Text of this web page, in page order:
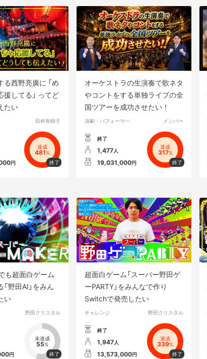
西野亮廣に 「め
援してる」 ってど
たい
田村有樹子
円
達成
481%
オーケストラの生演奏で歌ネタ
やコントをする単独ライブの全
国ツアーを成功させたい！
演劇・パフォーマンス メンバー
終了
1,477人
19,031,000円
達成
317%
も超面白ゲーム
野田AI」をみん
い
野田クリスタル
円
未達成
55%
超面白ゲーム「スーパー野田ゲ
ーPARTY」をみんなで作り
Switchで発売したい
チャレンジ 野田クリスタル
終了
1,947人
13,573,000円
達成
339%